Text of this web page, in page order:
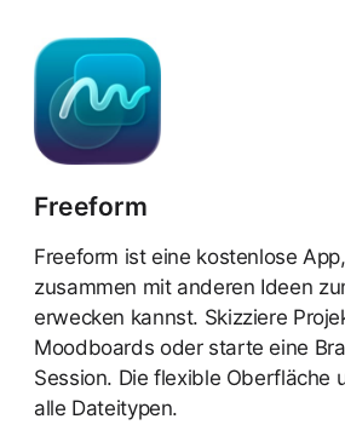
Freeform
Freeform ist eine kostenlose
zusammen mit anderen Ideen
erwecken kannst. Skizziere
Moodboards oder starte eine
Session. Die flexible Oberfläche
alle Dateitypen.